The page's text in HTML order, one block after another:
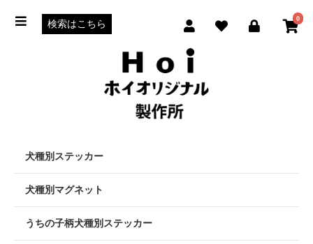
0
犬種別ステッカー
犬種別マグネット
うちの子柄犬種別ステッカー